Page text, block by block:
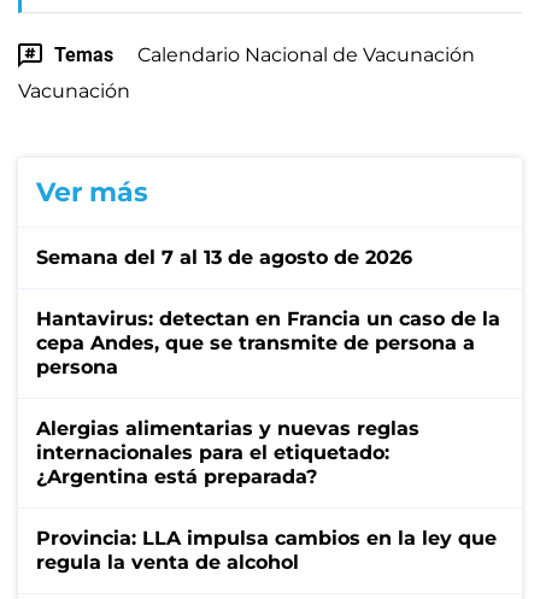
Temas
Calendario Nacional de Vacunación
Vacunación
Ver más
Semana del 7 al 13 de agosto de 2026
Hantavirus: detectan en Francia un caso de la
cepa Andes, que se transmite de persona a
persona
Alergias alimentarias y nuevas reglas
internacionales para el etiquetado:
¿Argentina está preparada?
Provincia: LLA impulsa cambios en la ley que
regula la venta de alcohol